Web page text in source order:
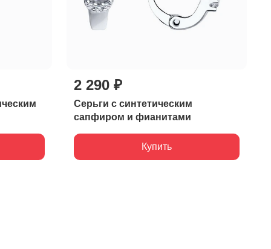
2 290 ₽
Серьги с синтетическим
сапфиром и фианитами
Купить